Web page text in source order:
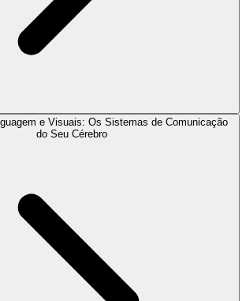
e Visuais: Os Sistemas de Comunicação
do Seu Cérebro